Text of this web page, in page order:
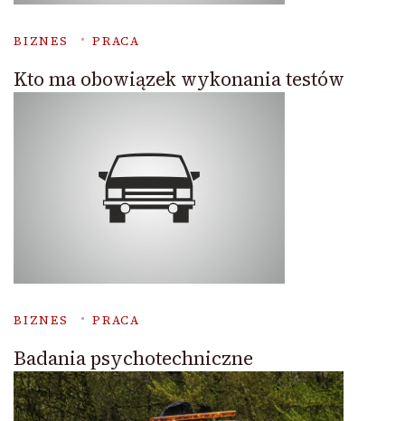
BIZNES PRACA
Kto ma obowiązek wykonania testów
BIZNES PRACA
Badania psychotechniczne